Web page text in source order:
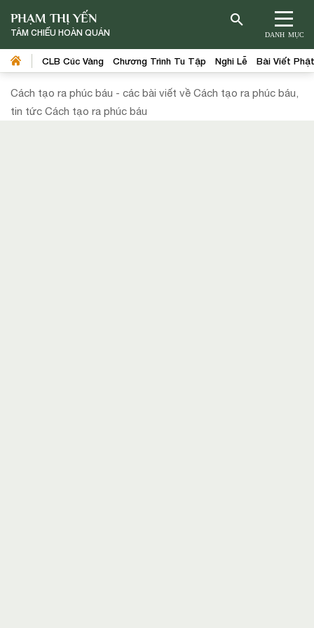
PHẠM THỊ YẾN
TÂM CHIẾU HOÀN QUÁN DANH MỤC
CLB Cúc Vàng Chương Trình Tu Tập Nghi Lễ Bài Viết
Cách tạo ra phúc báu - các bài viết về Cách tạo ra phúc báu,
tin tức Cách tạo ra phúc báu